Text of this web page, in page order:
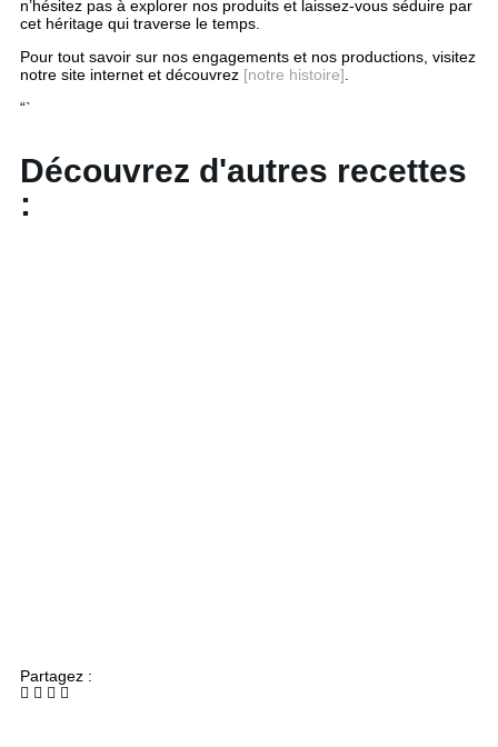
n’hésitez pas à explorer nos produits et laissez-vous séduire par
cet héritage qui traverse le temps.
Pour tout savoir sur nos engagements et nos productions, visitez
notre site internet et découvrez [notre histoire].
“`
Découvrez d'autres recettes
:
Partagez :